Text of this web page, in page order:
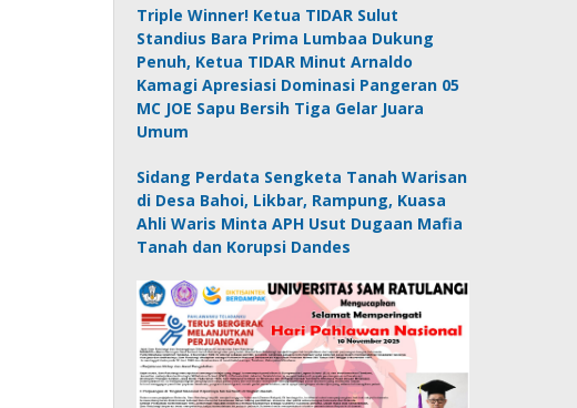
Triple Winner! Ketua TIDAR Sulut
Standius Bara Prima Lumbaa Dukung
Penuh, Ketua TIDAR Minut Arnaldo
Kamagi Apresiasi Dominasi Pangeran 05
MC JOE Sapu Bersih Tiga Gelar Juara
Umum
Sidang Perdata Sengketa Tanah Warisan
di Desa Bahoi, Likbar, Rampung, Kuasa
Ahli Waris Minta APH Usut Dugaan Mafia
Tanah dan Korupsi Dandes